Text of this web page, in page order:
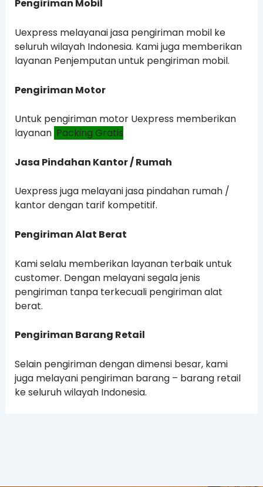
Pengiriman Mobil
Uexpress melayanai jasa pengiriman mobil ke
seluruh wilayah Indonesia. Kami juga memberikan
layanan Penjemputan untuk pengiriman mobil.
Pengiriman Motor
Untuk pengiriman motor Uexpress memberikan
layanan Packing Gratis
Jasa Pindahan Kantor / Rumah
Uexpress juga melayani jasa pindahan rumah /
kantor dengan tarif kompetitif.
Pengiriman Alat Berat
Kami selalu memberikan layanan terbaik untuk
customer. Dengan melayani segala jenis
pengiriman tanpa terkecuali pengiriman alat
berat.
Pengiriman Barang Retail
Selain pengiriman dengan dimensi besar, kami
juga melayani pengiriman barang – barang retail
ke seluruh wilayah Indonesia.